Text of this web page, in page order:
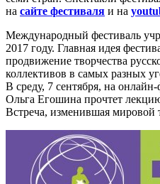
на сайте фестиваля и на
Международный фестиваль
2017 году. Главная идея
продвижение творчества
коллективов в самых разных
В среду, 7 сентября, на
Ольга Егошина прочтет
Встреча, изменившая мировой